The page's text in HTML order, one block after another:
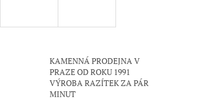
KAMENNÁ PRODEJNA V
PRAZE OD ROKU 1991
VÝROBA RAZÍTEK ZA PÁR
MINUT